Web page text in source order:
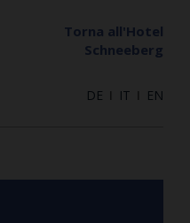
Torna all'Hotel
Schneeberg
DE ǀ IT ǀ EN